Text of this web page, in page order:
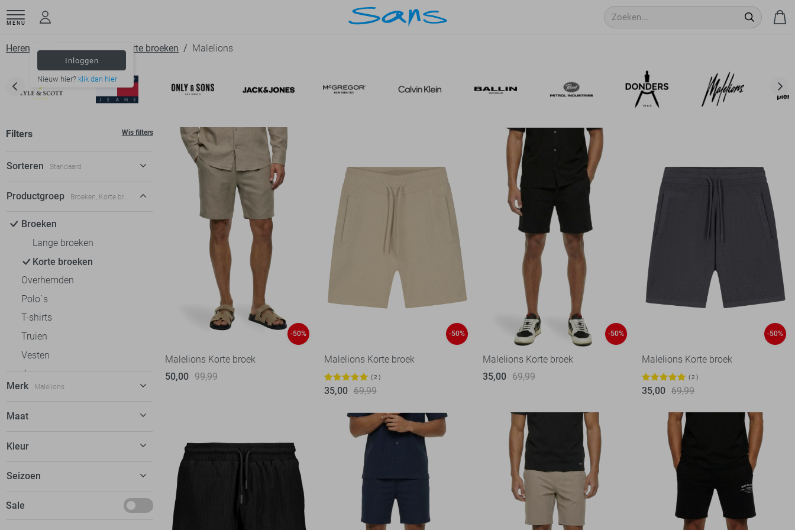
MENU
Inloggen
Nieuw hier? klik dan hier
Herenkleding Broeken Korte broeken Malelions
Filters Wis filters
Sorteren Standaard
Standaard
Productgroep Broeken, Korte broeken
Broeken
Lange broeken
Korte broeken
Overhemden
Polo`s
T-shirts
Truien
Vesten
Jassen
Ondergoed
Loungewear
Merk Malelions
Antony Morato 4
Calvin Klein
Desoto
Maat
XXS
S
Kleur
Beige
Seizoen
Februari
Sale
-50%
Malelions Korte broek
50,00 99,99
-50%
Malelions Korte broek
2
35,00 69,99
-50%
Malelions Korte broek
35,00 69,99
-50%
Malelions Korte broek
2
35,00 69,99